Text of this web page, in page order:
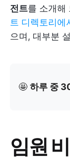
전트를 소개해
트 디렉토리에
으며, 대부분
🤩 하루 중
임원